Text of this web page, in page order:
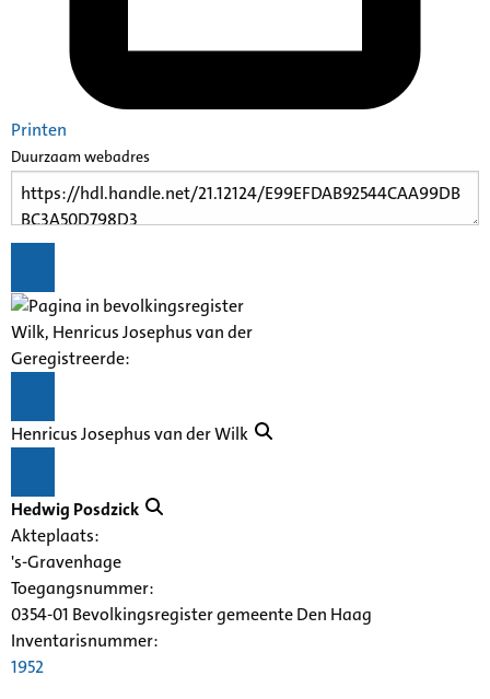
Printen
Duurzaam webadres
Wilk, Henricus Josephus van der
Geregistreerde:
Henricus Josephus van der Wilk
Hedwig Posdzick
Akteplaats:
's-Gravenhage
Toegangsnummer:
0354-01 Bevolkingsregister gemeente Den Haag
Inventarisnummer:
1952